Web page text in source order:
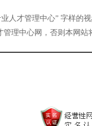
业人才管理中心” 字样的
管理中心网，否则本网站